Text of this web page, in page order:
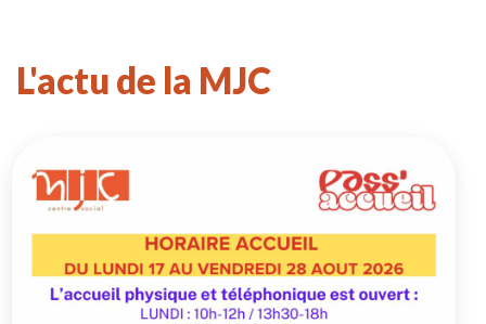
L'actu de la MJC